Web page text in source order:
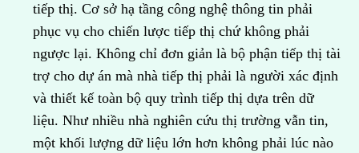
tiếp thị. Cơ sở hạ tầng công nghệ thông tin phải
phục vụ cho chiến lược tiếp thị chứ không phải
ngược lại. Không chỉ đơn giản là bộ phận tiếp thị tài
trợ cho dự án mà nhà tiếp thị phải là người xác định
và thiết kế toàn bộ quy trình tiếp thị dựa trên dữ
liệu. Như nhiều nhà nghiên cứu thị trường vẫn tin,
một khối lượng dữ liệu lớn hơn không phải lúc nào